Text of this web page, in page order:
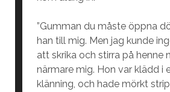
”Gumman du måste öppna
han till mig. Men jag kunde
att skrika och stirra på henne
närmare mig. Hon var klädd i
klänning, och hade mörkt